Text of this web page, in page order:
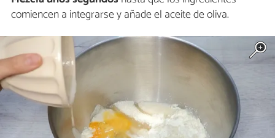
comiencen a integrarse y añade el aceite de oliva.